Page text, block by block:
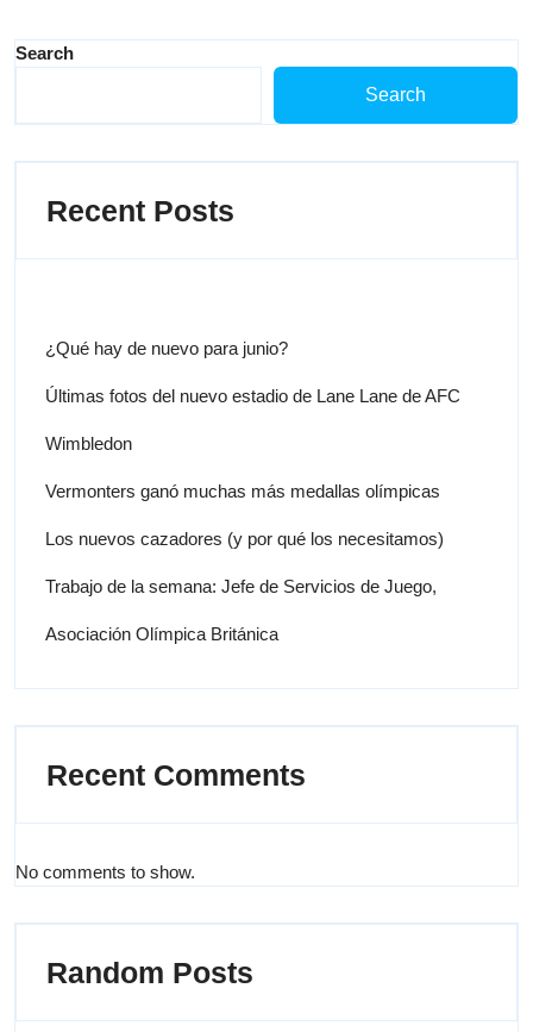
Search
Search
Recent Posts
¿Qué hay de nuevo para junio?
Últimas fotos del nuevo estadio de Lane Lane de AFC
Wimbledon
Vermonters ganó muchas más medallas olímpicas
Los nuevos cazadores (y por qué los necesitamos)
Trabajo de la semana: Jefe de Servicios de Juego,
Asociación Olímpica Británica
Recent Comments
No comments to show.
Random Posts